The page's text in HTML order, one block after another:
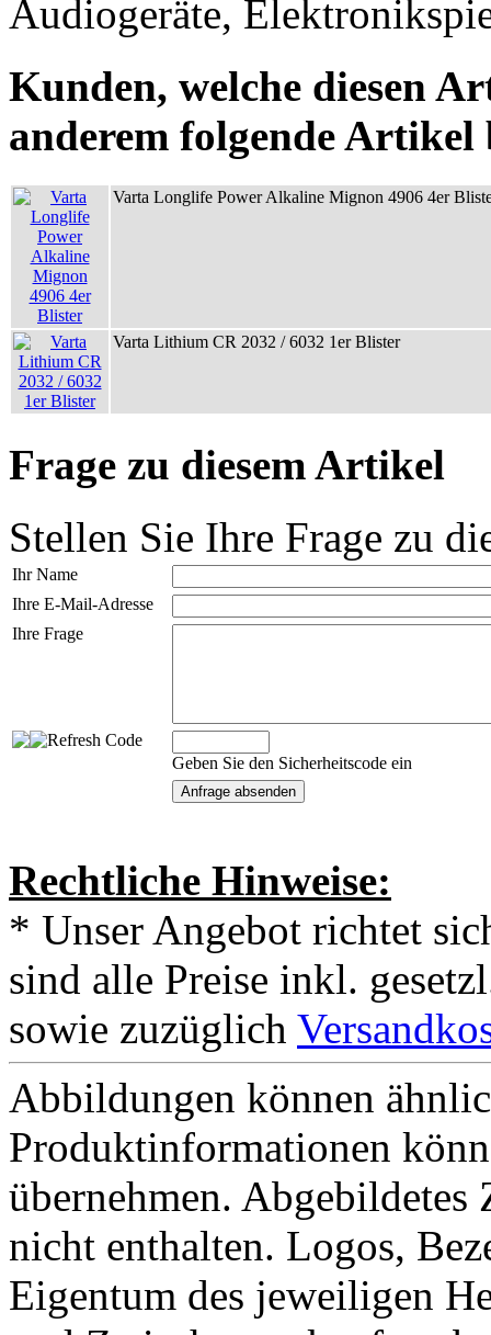
Audiogeräte,
Kunden, welche diesen
anderem folgende Artikel
Varta Longlife Power Alkaline Mignon 4906 4er
Varta Lithium CR 2032 / 6032 1er Blister
Frage zu diesem Artikel
Stellen Sie Ihre Frage zu
Ihr Name
Ihre E-Mail-Adresse
Ihre Frage
Geben Sie den Sicherheitscode ein
Rechtliche Hinweise:
* Unser Angebot richtet
sind alle Preise inkl.
sowie zuzüglich
Abbildungen können
Produktinformationen
übernehmen.
nicht enthalten. Logos,
Eigentum des jeweiligen